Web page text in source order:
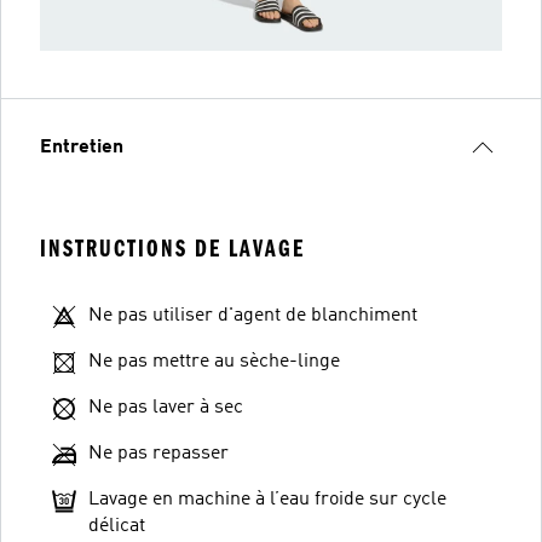
Entretien
INSTRUCTIONS DE LAVAGE
Ne pas utiliser d'agent de blanchiment
Ne pas mettre au sèche-linge
Ne pas laver à sec
Ne pas repasser
Lavage en machine à l’eau froide sur cycle
délicat